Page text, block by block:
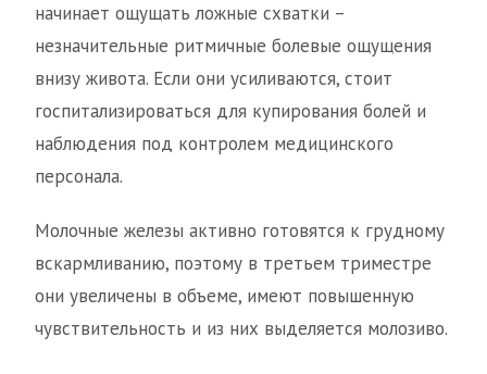
начинает ощущать ложные схватки –
незначительные ритмичные болевые ощущения
внизу живота. Если они усиливаются, стоит
госпитализироваться для купирования болей и
наблюдения под контролем медицинского
персонала.
Молочные железы активно готовятся к грудному
вскармливанию, поэтому в третьем триместре
они увеличены в объеме, имеют повышенную
чувствительность и из них выделяется молозиво.